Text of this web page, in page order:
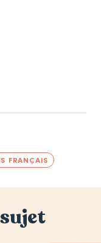
FRANÇAIS